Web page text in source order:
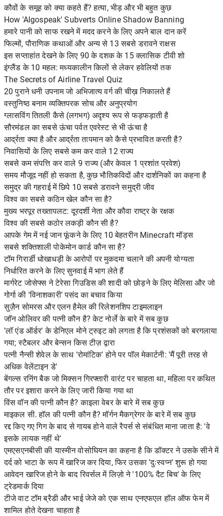
कौवों के समूह को क्या कहते हैं? हत्या, भीड़ और भी बहुत कुछ
How 'Algospeak' Subverts Online Shadow Banning
हमारे पानी को साफ रखने में मदद करने के लिए अपने बाल दान करें
फिल्मों, पौराणिक कथाओं और अन्य से 13 सबसे डरावने राक्षस
इस सप्ताहांत देखने के लिए 90 के दशक के 15 क्लासिक टीवी शो
इंग्लैंड के 10 महल: मध्यकालीन किलों से लेकर हवेलियों तक
The Secrets of Airline Travel Quiz
20 पुराने धनी उपनाम जो अभिजात्य वर्ग की चीख़ निकालते हैं
वस्तुनिष्ठ बनाम व्यक्तिपरक सोच और अनुप्रयोग
ग्लासविंग तितली कैसे (लगभग) अदृश्य रूप से फड़फड़ाती है
सौरमंडल का सबसे ऊंचा पर्वत एवरेस्ट से भी ऊंचा है
आर्द्रता क्या है और आर्द्रता तापमान को कैसे प्रभावित करती है?
निवासियों के लिए सबसे कम कर वाले 12 राज्य
सबसे कम संपत्ति कर वाले 9 राज्य (और केवल 1 प्रशांत प्रवेश)
समय मौजूद नहीं हो सकता है, कुछ भौतिकविदों और दार्शनिकों का कहना है
समुद्र की गहराई में छिपे 10 सबसे डरावने समुद्री जीव
विश्व का सबसे कठिन खेल कौन सा है?
मुख्य भरपूर तख्तापलट: दूरदर्शी नेता और कौवा राष्ट्र के रक्षक
विश्व की सबसे कठोर लकड़ी कौन सी है?
आपके गेम में नई जान फूंकने के लिए 10 बेहतरीन Minecraft मॉड्स
सबसे शक्तिशाली पोकेमोन कार्ड कौन सा है?
टॉम गिरार्डी धोखाधड़ी के आरोपों पर मुकदमा चलाने की अपनी योग्यता
निर्धारित करने के लिए सुनवाई में भाग लेते हैं
मार्गरेट जोसेफ्स ने टेरेसा गिउडिस की शादी को छोड़ने के लिए मेलिसा और जो
गोर्गा की 'विनाशकारी' पसंद का बचाव किया
सुज़ैन सोमरस और एलन हैमेल की रिलेशनशिप टाइमलाइन
जॉन ओलिवर की पत्नी कौन है? केट नोर्ले के बारे में सब कुछ
'लॉ एंड ऑर्डर' के डेनिएल मोने ट्रुइट को लगता है कि प्रशंसकों को बरगलाया
गया; स्टैबलर और बेन्सन किस टीज़ द्वारा
पत्नी नैन्सी शेवेल के साथ 'रोमांटिक' होने पर पॉल मेकार्टनी: 'मैं पूरी तरह से
अधिक वेलेंटाइन डे'
बेंगल्स रनिंग बैक जो मिक्सन गिरफ्तारी वारंट पर चाहता था, महिला पर कथित
तौर पर इशारा करने के लिए जारी किया गया था
विंस वॉन की पत्नी कौन है? काइला वेबर के बारे में सब कुछ
माइकल सी. हॉल की पत्नी कौन है? मॉर्गन मैकग्रेगर के बारे में सब कुछ
रद्द किए गए गिग के बाद से गायब होने वाले रैपर्स से संबंधित माना जाता है: 'वे
इसके लायक नहीं थे'
एमएसएनबीसी की यास्मीन वोसोघियन का कहना है कि डॉक्टर ने उसके सीने में
दर्द को भाटा के रूप में खारिज कर दिया, फिर उसका 'दुःस्वप्न' शुरू हो गया
आवेदन खारिज होने के बाद रिवर्सल में लिज़ो ने '100% दैट बिच' के लिए
ट्रेडमार्क दिया
टीजे वाट टॉम ब्रैडी और भाई जेजे को एक साथ एनएफएल हॉल ऑफ फेम में
शामिल होते देखना चाहता है